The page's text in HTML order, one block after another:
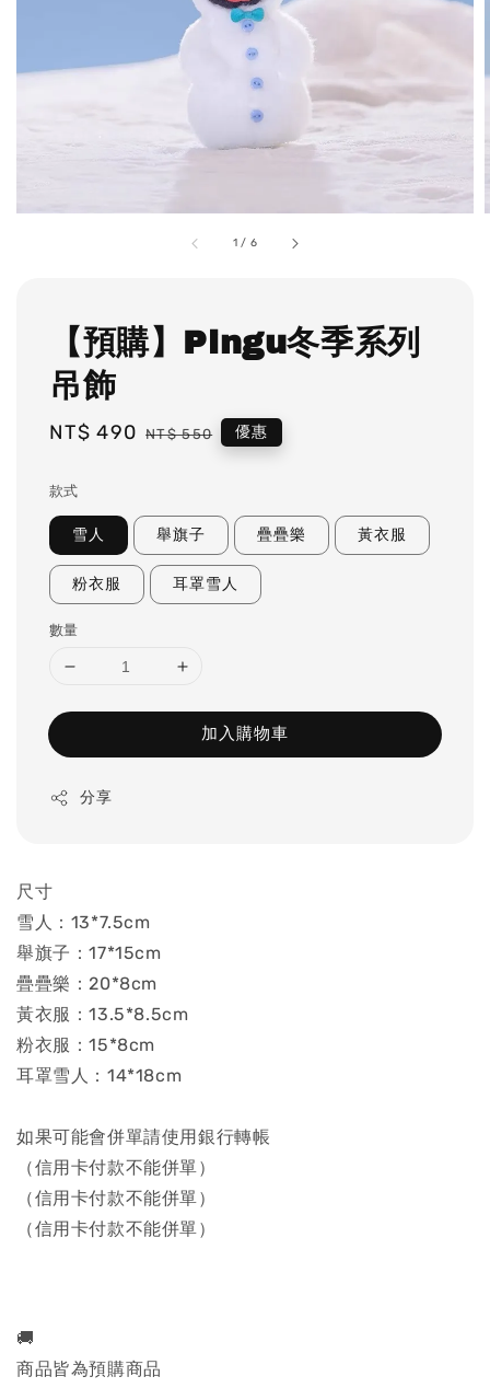
1 / 6
【預購】Pingu冬季系列
吊飾
Sale
NT$ 490 Regular
NT$ 550 優惠
款式
雪人 舉旗子 疊疊樂 黃衣服
粉衣服 耳罩雪人
數量
加入購物車
分享
尺寸
雪人：13*7.5cm
舉旗子：17*15cm
疊疊樂：20*8cm
黃衣服：13.5*8.5cm
粉衣服：15*8cm
耳罩雪人：14*18cm
如果可能會併單請使用銀行轉帳
（信用卡付款不能併單）
（信用卡付款不能併單）
（信用卡付款不能併單）
🚚
商品皆為預購商品